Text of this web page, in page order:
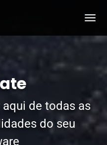
de todas as
do seu